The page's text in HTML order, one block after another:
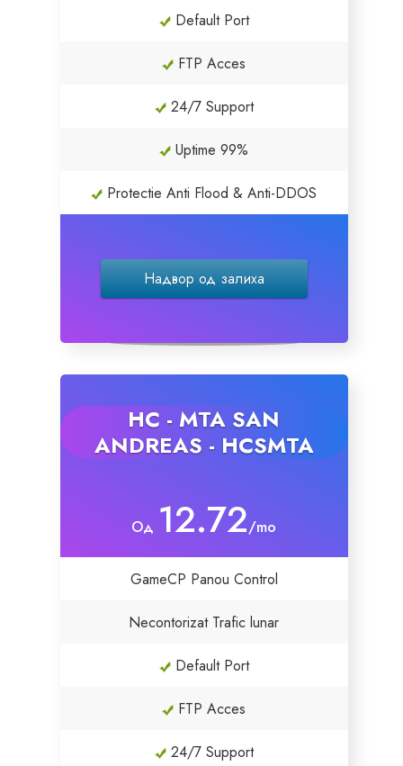
Licente WHMSonic
Servere Dedicate
SSL Certificates
Default Port
FTP Acces
24/7 Support
Uptime 99%
Protectie Anti Flood & Anti-DDOS
Надвор од залиха
HC - MTA SAN
ANDREAS - HCSMTA
Од 12.72/mo
GameCP Panou Control
Necontorizat Trafic lunar
Default Port
FTP Acces
24/7 Support